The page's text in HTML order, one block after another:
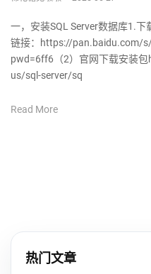
一，安装SQL Server数据库1.
链接：https://pan.baidu.com/
pwd=6ff6（2）官网下载安装
us/sql-server/sq
Read More
热门文章